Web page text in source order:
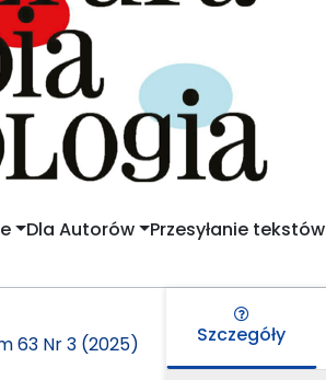
Dla Autorów Przesyłanie tekstów
63 Nr 3 (2025) Szczegóły